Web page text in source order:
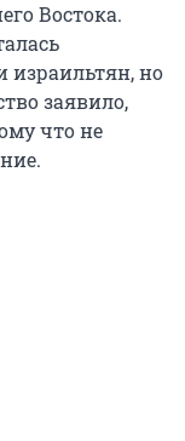
Востока.
израильтян, но
заявило,
что не